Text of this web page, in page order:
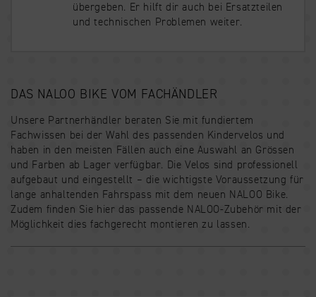
übergeben. Er hilft dir auch bei Ersatzteilen
und technischen Problemen weiter.
DAS NALOO BIKE VOM FACHÄNDLER
Unsere Partnerhändler beraten Sie mit fundiertem
Fachwissen bei der Wahl des passenden Kindervelos und
haben in den meisten Fällen auch eine Auswahl an Grössen
und Farben ab Lager verfügbar. Die Velos sind professionell
aufgebaut und eingestellt – die wichtigste Voraussetzung für
lange anhaltenden Fahrspass mit dem neuen NALOO Bike.
Zudem finden Sie hier das passende NALOO-Zubehör mit der
Möglichkeit dies fachgerecht montieren zu lassen.